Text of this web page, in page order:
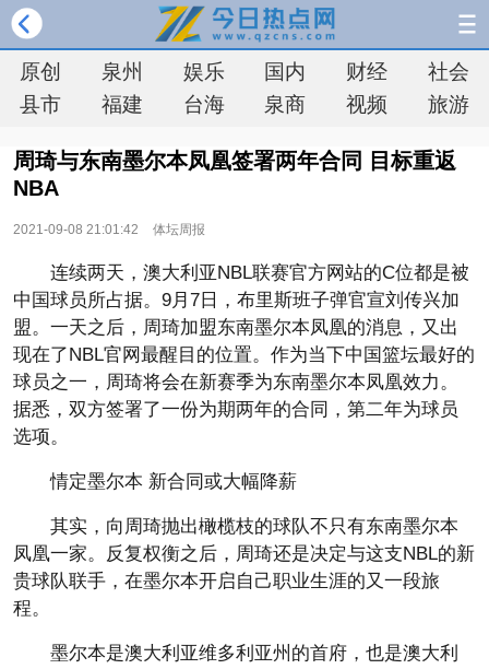
原创 泉州 娱乐 国内 财经
社会
县市
福建 台海 泉商 视频 旅游
周琦与东南墨尔本凤凰签署两年合同 目标重返
NBA
2021-09-08 21:01:42 体坛周报
连续两天，澳大利亚NBL联赛官方网站的C位都是被
中国球员所占据。9月7日，布里斯班子弹官宣刘传兴加
盟。一天之后，周琦加盟东南墨尔本凤凰的消息，又出
现在了NBL官网最醒目的位置。作为当下中国篮坛最好的
球员之一，周琦将会在新赛季为东南墨尔本凤凰效力。
据悉，双方签署了一份为期两年的合同，第二年为球员
选项。
情定墨尔本 新合同或大幅降薪
其实，向周琦抛出橄榄枝的球队不只有东南墨尔本
凤凰一家。反复权衡之后，周琦还是决定与这支NBL的新
贵球队联手，在墨尔本开启自己职业生涯的又一段旅
程。
墨尔本是澳大利亚维多利亚州的首府，也是澳大利